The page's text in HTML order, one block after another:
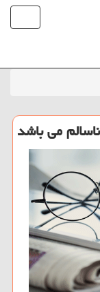
می باشد